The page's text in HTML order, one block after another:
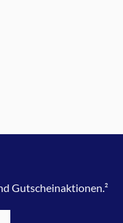
Gutscheinaktionen.²